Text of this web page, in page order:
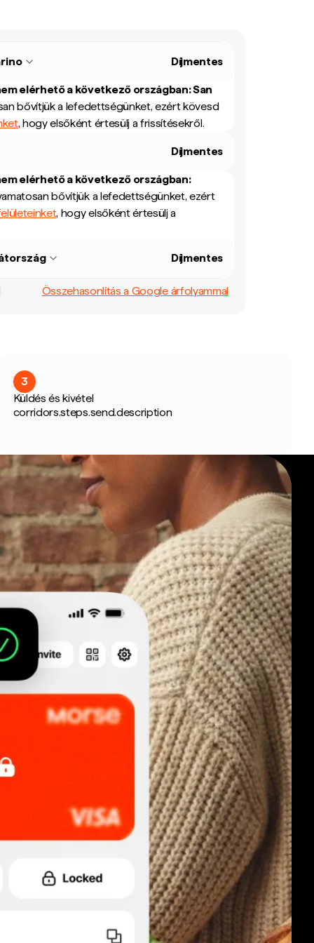
Díjmentes
elérhető a következő országban:San
bővítjük a lefedettségünket, ezért kövesd
, hogy elsőként értesülj a frissítésekről.
Díjmentes
elérhető a következő országban:
bővítjük a lefedettségünket, ezért
, hogy elsőként értesülj a
Díjmentes
Összehasonlítás a Google árfolyammal
3
Küldés és kivétel
corridors.steps.send.description